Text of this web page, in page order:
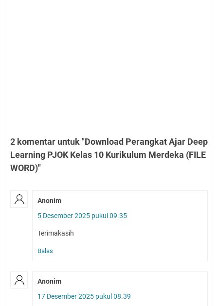
2 komentar untuk "Download Perangkat Ajar Deep
Learning PJOK Kelas 10 Kurikulum Merdeka (FILE
WORD)"
Anonim
5 Desember 2025 pukul 09.35
Terimakasih
Balas
Anonim
17 Desember 2025 pukul 08.39